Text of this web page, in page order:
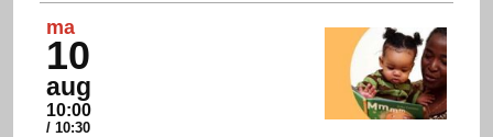
ma
10
aug
10:00
/ 10:30